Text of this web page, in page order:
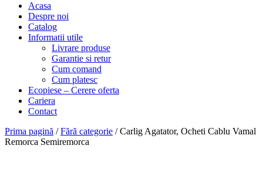
Acasa
Despre noi
Catalog
Informatii utile
Livrare produse
Garantie si retur
Cum comand
Cum platesc
Ecopiese – Cerere oferta
Cariera
Contact
Prima pagină /Fără categorie / Carlig Agatator, Ocheti Cablu Vamal
Remorca Semiremorca